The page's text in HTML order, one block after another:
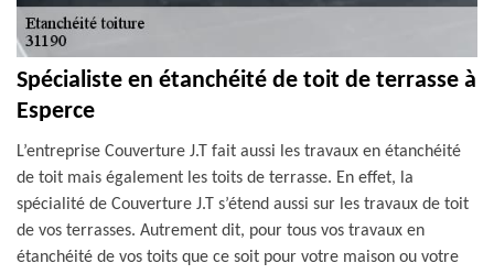
Spécialiste en étanchéité de toit de terrasse à
Esperce
L’entreprise Couverture J.T fait aussi les travaux en étanchéité
de toit mais également les toits de terrasse. En effet, la
spécialité de Couverture J.T s’étend aussi sur les travaux de toit
de vos terrasses. Autrement dit, pour tous vos travaux en
étanchéité de vos toits que ce soit pour votre maison ou votre